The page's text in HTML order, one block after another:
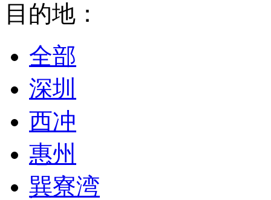
目的地：
全部
深圳
西冲
惠州
巽寮湾